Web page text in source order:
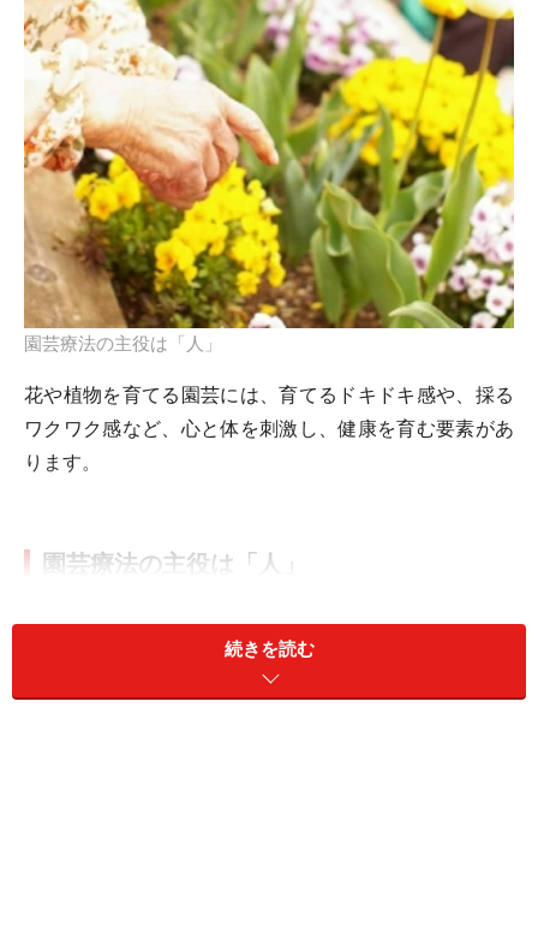
園芸療法の主役は「人」
花や植物を育てる園芸には、育てるドキドキ感や、採る
ワクワク感など、心と体を刺激し、健康を育む要素があ
ります。
園芸療法の主役は「人」
「人」であり、植物ではありません。草花や野菜といっ
た身のまわりにある自然とのかかわりを通して、心の健
続きを読む